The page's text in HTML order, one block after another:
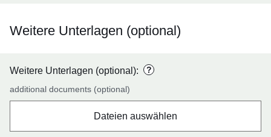
Weitere Unterlagen (optional)
Weitere Unterlagen (optional):
?
additional documents (optional)
Dateien auswählen